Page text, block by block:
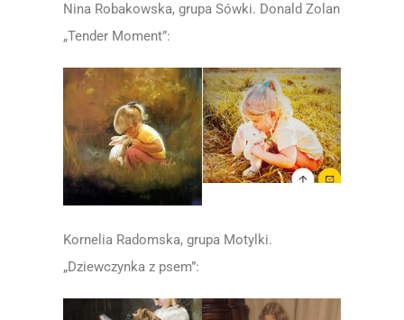
Nina Robakowska, grupa Sówki. Donald Zolan
„Tender Moment”:
Kornelia Radomska, grupa Motylki.
„Dziewczynka z psem”: